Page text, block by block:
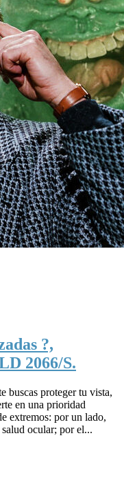
?,
2066/S.
buscas proteger tu vista,
en una prioridad
extremos: por un lado,
ocular; por el...